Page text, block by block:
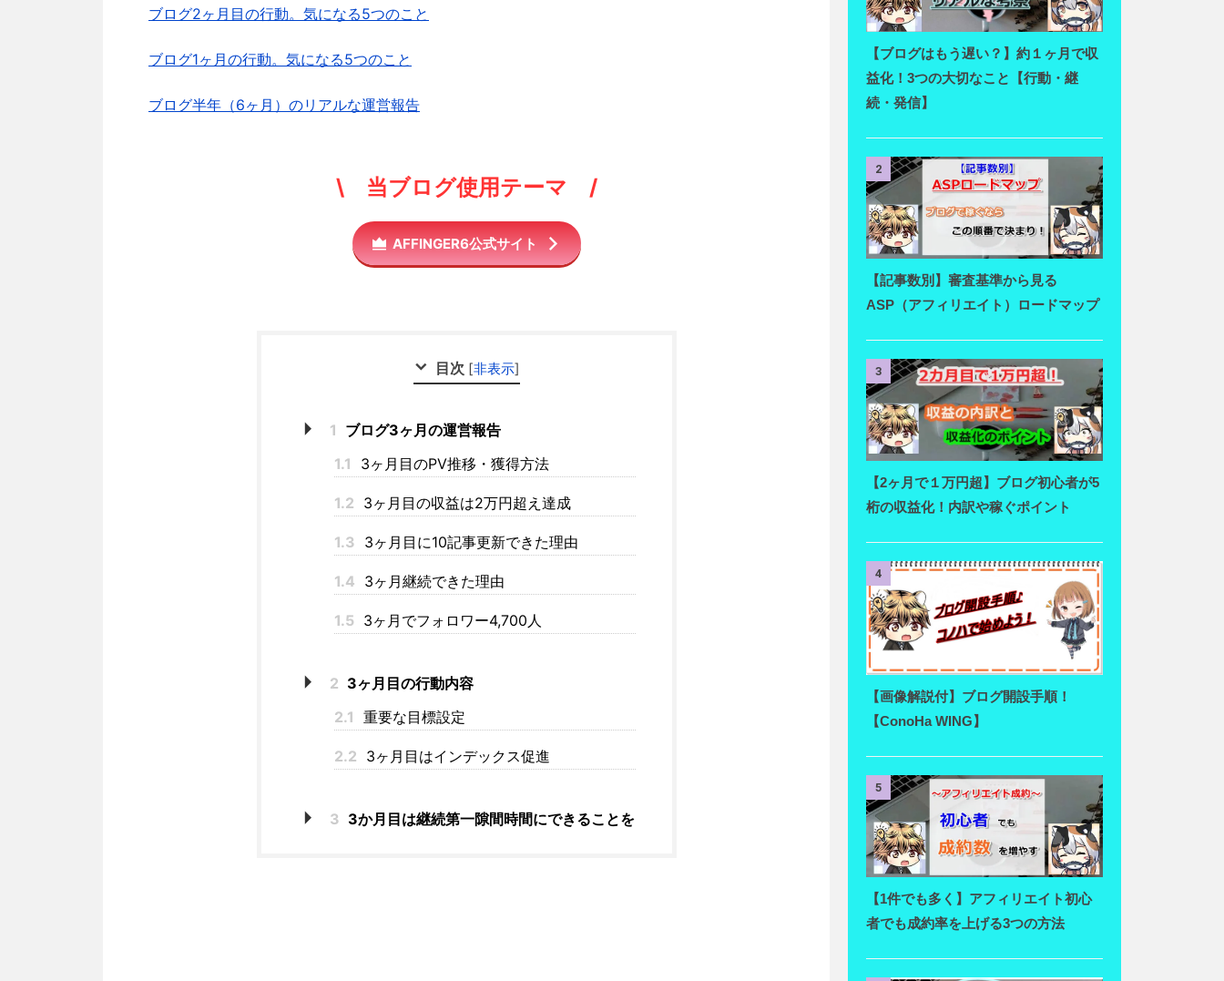
ブログ2ヶ月目の行動。気になる5つのこと
ブログ1ヶ月の行動。気になる5つのこと
ブログ半年（6ヶ月）のリアルな運営報告
\ 当ブログ使用テーマ /
AFFINGER6公式サイト
目次 [非表示]
1 ブログ3ヶ月の運営報告
1.1
3ヶ月目のPV推移・獲得方法
1.2 3ヶ月目の収益は2万円超え達成
1.3 3ヶ月目に10記事更新できた理由
1.4 3ヶ月継続できた理由
1.5 3ヶ月でフォロワー4,700人
2 3ヶ月目の行動内容
2.1 重要な目標設定
2.2 3ヶ月目はインデックス促進
3 3か月目は継続第一隙間時間にできることを
【ブログはもう遅い？】約１ヶ月で収
益化！3つの大切なこと【行動・継
続・発信】
2
【記事数別】審査基準から見る
ASP（アフィリエイト）ロードマップ
3
【2ヶ月で１万円超】ブログ初心者が5
桁の収益化！内訳や稼ぐポイント
4
【画像解説付】ブログ開設手順！
【ConoHa WING】
5
【1件でも多く】アフィリエイト初心
者でも成約率を上げる3つの方法